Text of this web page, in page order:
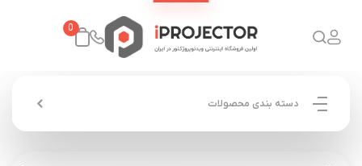
0
دسته بندی محصولات